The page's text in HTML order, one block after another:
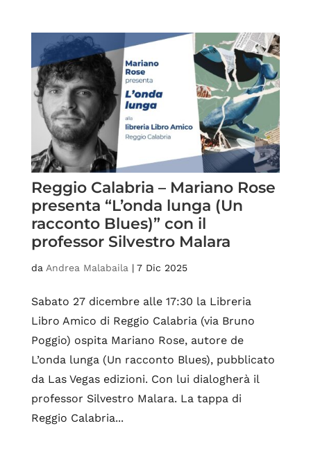
Reggio Calabria – Mariano Rose
presenta “L’onda lunga (Un
racconto Blues)” con il
professor Silvestro Malara
da Andrea Malabaila | 7 Dic 2025
Sabato 27 dicembre alle 17:30 la Libreria
Libro Amico di Reggio Calabria (via Bruno
Poggio) ospita Mariano Rose, autore de
L’onda lunga (Un racconto Blues), pubblicato
da Las Vegas edizioni. Con lui dialogherà il
professor Silvestro Malara. La tappa di
Reggio Calabria...